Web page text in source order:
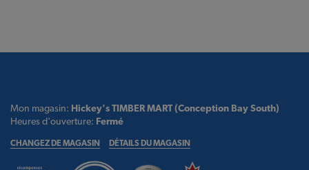
Mon magasin: Hickey's TIMBER MART (Conception Bay South)
Heures d'ouverture: Fermé
CHANGEZ DE MAGASIN DÉTAILS DU MAGASIN